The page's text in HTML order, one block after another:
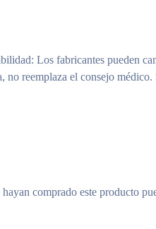
: Los fabricantes pueden
no reemplaza el consejo
comprado este producto